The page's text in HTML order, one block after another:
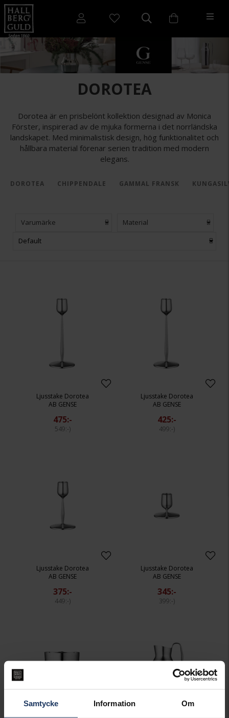
Samtycke Information Om
DOROTEA
Dorotea är en prisbelönt kollektion designad av Monica
Förster, inspirerad av de mjuka formerna i det norrländska
landskapet. Med minimalistisk design, hög funktionalitet och
hållbara material förenar serien tradition med modern
elegans.
DOROTEA CHIPPENDALE GAMMAL FRANSK
Varumärke Material
Default
Ljusstake Dorotea
AB GENSE
475:-
549:-
Ljusstake Dorotea
AB GENSE
425:-
499:-
Ljusstake Dorotea
AB GENSE
375:-
449:-
Ljusstake Dorotea
AB GENSE
345:-
399:-